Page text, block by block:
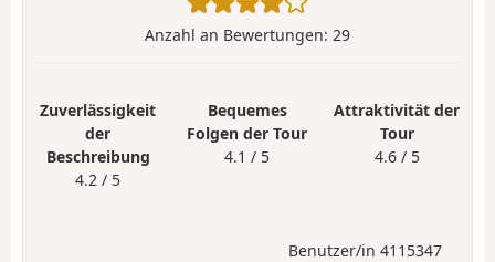
Anzahl an Bewertungen: 29
Zuverlässigkeit
der
Beschreibung
4.2 / 5
Bequemes
Folgen der Tour
4.1 / 5
Attraktivität der
Tour
4.6 / 5
Benutzer/in 4115347